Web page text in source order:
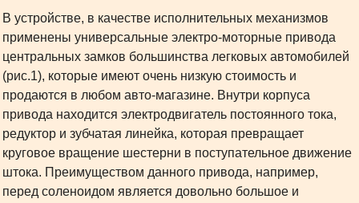
В устройстве, в качестве исполнительных механизмов
применены универсальные электро-моторные привода
центральных замков большинства легковых автомобилей
(рис.1), которые имеют очень низкую стоимость и
продаются в любом авто-магазине. Внутри корпуса
привода находится электродвигатель постоянного тока,
редуктор и зубчатая линейка, которая превращает
круговое вращение шестерни в поступательное движение
штока. Преимуществом данного привода, например,
перед соленоидом является довольно большое и